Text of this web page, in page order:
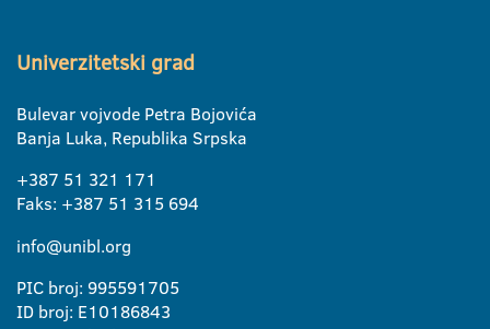
Univerzitetski grad
Bulevar vojvode Petra Bojovića
Banja Luka, Republika Srpska
+387 51 321 171
Faks: +387 51 315 694
info@unibl.org
PIC broj: 995591705
ID broj: E10186843